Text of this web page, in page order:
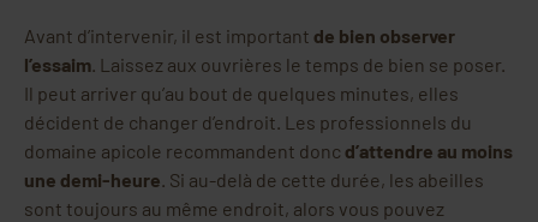
Avant d’intervenir, il est important de bien observer
l’essaim. Laissez aux ouvrières le temps de bien se poser.
Il peut arriver qu’au bout de quelques minutes, elles
décident de changer d’endroit. Les professionnels du
domaine apicole recommandent donc d’attendre au moins
une demi-heure. Si au-delà de cette durée, les abeilles
sont toujours au même endroit, alors vous pouvez